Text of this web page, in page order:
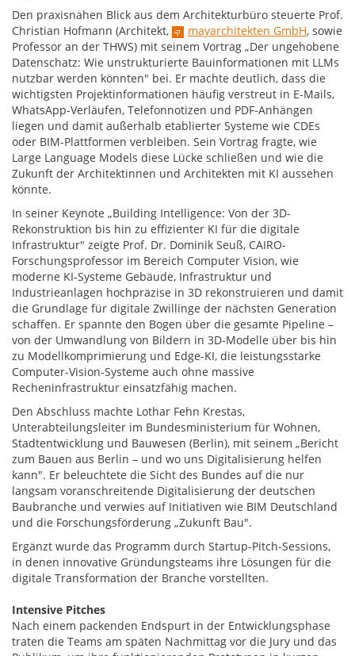
Den praxisnahen Blick aus dem Architekturbüro steuerte Prof.
Christian Hofmann (Architekt,
mayarchitekten GmbH, sowie
Professor an der THWS) mit seinem Vortrag „Der ungehobene
Datenschatz: Wie unstrukturierte Bauinformationen mit LLMs
nutzbar werden könnten" bei. Er machte deutlich, dass die
wichtigsten Projektinformationen häufig verstreut in E-Mails,
WhatsApp-Verläufen, Telefonnotizen und PDF-Anhängen
liegen und damit außerhalb etablierter Systeme wie CDEs
oder BIM-Plattformen verbleiben. Sein Vortrag fragte, wie
Large Language Models diese Lücke schließen und wie die
Zukunft der Architektinnen und Architekten mit KI aussehen
könnte.
In seiner Keynote „Building Intelligence: Von der 3D-
Rekonstruktion bis hin zu effizienter KI für die digitale
Infrastruktur" zeigte Prof. Dr. Dominik Seuß, CAIRO-
Forschungsprofessor im Bereich Computer Vision, wie
moderne KI-Systeme Gebäude, Infrastruktur und
Industrieanlagen hochpräzise in 3D rekonstruieren und damit
die Grundlage für digitale Zwillinge der nächsten Generation
schaffen. Er spannte den Bogen über die gesamte Pipeline –
von der Umwandlung von Bildern in 3D-Modelle über bis hin
zu Modellkomprimierung und Edge-KI, die leistungsstarke
Computer-Vision-Systeme auch ohne massive
Recheninfrastruktur einsatzfähig machen.
Den Abschluss machte Lothar Fehn Krestas,
Unterabteilungsleiter im Bundesministerium für Wohnen,
Stadtentwicklung und Bauwesen (Berlin), mit seinem „Bericht
zum Bauen aus Berlin – und wo uns Digitalisierung helfen
kann". Er beleuchtete die Sicht des Bundes auf die nur
langsam voranschreitende Digitalisierung der deutschen
Baubranche und verwies auf Initiativen wie BIM Deutschland
und die Forschungsförderung „Zukunft Bau".
Ergänzt wurde das Programm durch Startup-Pitch-Sessions,
in denen innovative Gründungsteams ihre Lösungen für die
digitale Transformation der Branche vorstellten.
Intensive Pitches
Nach einem packenden Endspurt in der Entwicklungsphase
traten die Teams am späten Nachmittag vor die Jury und das